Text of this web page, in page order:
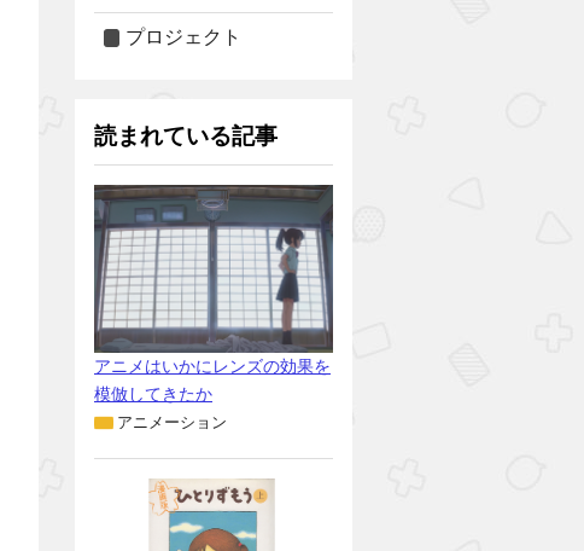
プロジェクト
読まれている記事
アニメはいかにレンズの効果を
模倣してきたか
アニメーション